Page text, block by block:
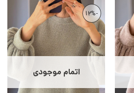
-12%
اتمام موجودی